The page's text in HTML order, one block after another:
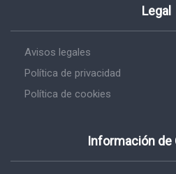
Legal
Avisos legales
Política de privacidad
Política de cookies
Información de